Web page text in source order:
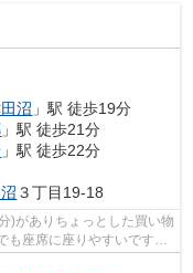
沼 」駅 徒歩19分
」駅 徒歩21分
」駅 徒歩22分
３丁目19-18
)がありちょっとした買い物
も座席に座りやすいです。